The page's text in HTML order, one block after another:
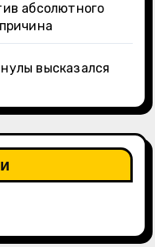
абсолютного
высказался